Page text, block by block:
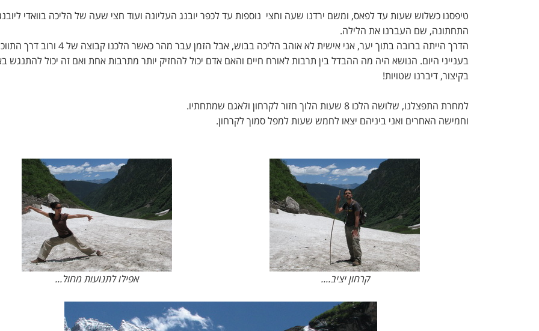
טיפסנו כשלוש שעות עד לפאס, ומשם ירדנו שעה וחצי נוספות עד לכפר יובנג העליונה ועוד חצי שעה של הליכה בוואדי
התחתונה, שם העברנו את הלילה.
הדרך הייתה ברובה בתוך יער, אני אישית לא אוהב הליכה בבוש, אבל הזמן עבר מהר כאשר הלכנו
בענייני היום. הנושא היה מה ההבדל בין תרבות לאורח חיים והאם אדם יכול להחזיק יותר מתרבות אחת ואם זה יכול להתנגש
בקיצור, דיברנו שטויות!
למחרת התפצלנו, שלושה הלכו 8 שעות הלוך חזור לקרחון ולאגם שמתחתיו.
וחמישה האחרים ואני ביניהם יצאו לחמש שעות למפל סמוך לקרחון.
קרחון יציב.... אפילו לתנועות מחול...